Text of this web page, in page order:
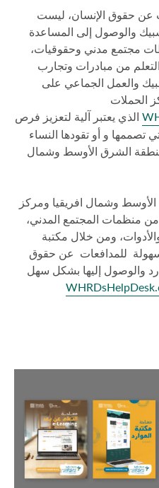
عن حقوق الإنسان، ليست
والوصول إلى المساعدة
مجتمع مدني وحقوقيات،
من مبادرات وتجارب
والعمل الجماعي على
الحملات
الذي يعتبر آلية لتعزيز فرص
تصممها و أو تقودها النساء
الشرق الأوسط وشمال
الأوسط وشمال افريقيا ومركز
من منظمات المجتمع المدني،
ومن خلال مكتبة
للمدافعات عن حقوق
والوصول إليها بشكل سهل